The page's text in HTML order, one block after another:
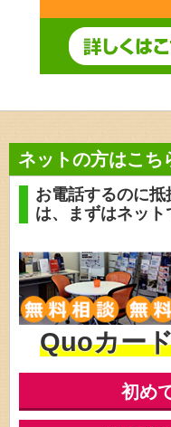
ネットの方はこち
お電話するのに抵
は、
まずはネット
Quoカー
初め